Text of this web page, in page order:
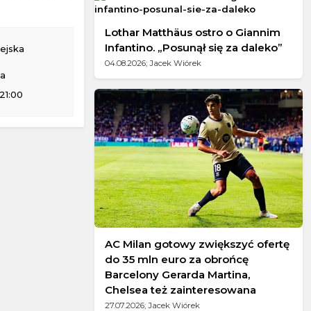
Lothar Matthäus ostro o Giannim
Infantino. „Posunął się za daleko”
04.08.2026; Jacek Wiórek
AC Milan gotowy zwiększyć ofertę
do 35 mln euro za obrońcę
Barcelony Gerarda Martina,
Chelsea też zainteresowana
27.07.2026; Jacek Wiórek